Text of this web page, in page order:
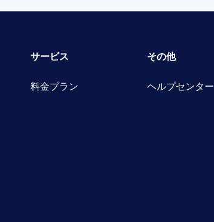
サービス
料金プラン
その他
ヘルプセンター